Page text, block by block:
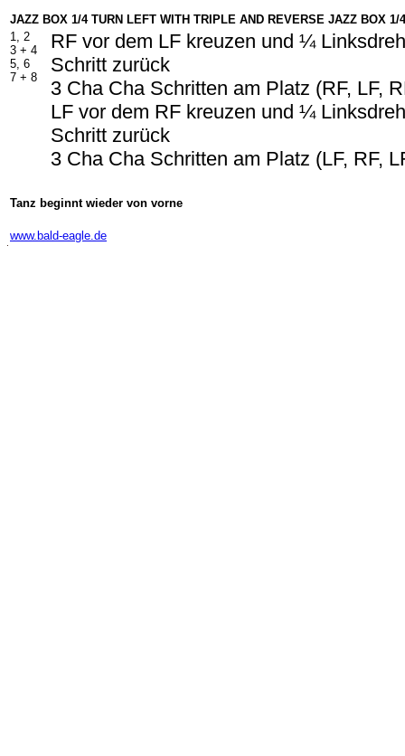
JAZZ BOX 1/4 TURN LEFT WITH TRIPLE AND REVERSE JAZZ BOX 1/
1, 2
3 + 4
5, 6
7 + 8
RF vor dem LF kreuzen und ¼
Schritt zurück
3 Cha Cha Schritten am Platz (RF, LF,
LF vor dem RF kreuzen und ¼
Schritt zurück
3 Cha Cha Schritten am Platz (LF, RF,
Tanz beginnt wieder von vorne
www.bald-eagle.de